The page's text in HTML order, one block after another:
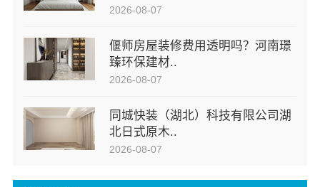
2026-08-07
偃师房屋装修费用透明吗？河南璟
臻环保建材..
2026-08-07
同城快装（湖北）科技有限公司湖
北日式原木..
2026-08-07